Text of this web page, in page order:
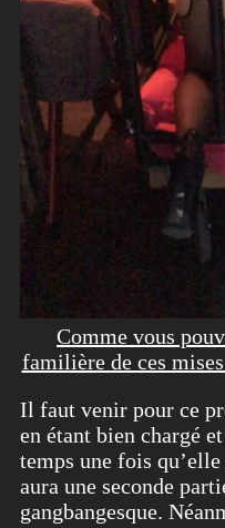
Comme vous
familière de ces
Il faut venir pour ce
en étant bien chargé
temps une fois
aura une seconde
gangbangesque.